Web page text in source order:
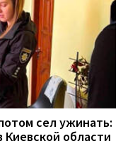
сел ужинать:
области